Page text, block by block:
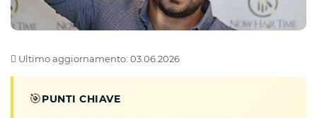
Ultimo aggiornamento: 03.06.2026
🎯PUNTI CHIAVE